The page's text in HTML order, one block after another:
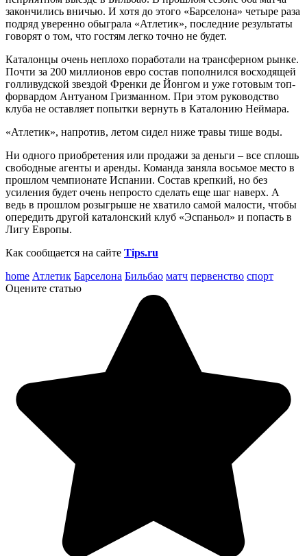
закончились вничью. И хотя до этого «Барселона» четыре раза
подряд уверенно обыграла «Атлетик», последние результаты
говорят о том, что гостям легко точно не будет.
Каталонцы очень неплохо поработали на трансферном рынке.
Почти за 200 миллионов евро состав пополнился восходящей
голливудской звездой Френки де Йонгом и уже готовым топ-
форвардом Антуаном Гризманном. При этом руководство
клуба не оставляет попытки вернуть в Каталонию Неймара.
«Атлетик», напротив, летом сидел ниже травы тише воды.
Ни одного приобретения или продажи за деньги – все сплошь
свободные агенты и аренды. Команда заняла восьмое место в
прошлом чемпионате Испании. Состав крепкий, но без
усиления будет очень непросто сделать еще шаг наверх. А
ведь в прошлом розыгрыше не хватило самой малости, чтобы
опередить другой каталонский клуб «Эспаньол» и попасть в
Лигу Европы.
Как сообщается на сайте Tips.ru
home Атлетик Барселона Бильбао матч первенство спорт
Оцените статью